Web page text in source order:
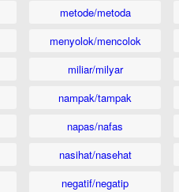
metode/metoda
menyolok/mencolok
miliar/milyar
nampak/tampak
napas/nafas
nasihat/nasehat
negatif/negatip